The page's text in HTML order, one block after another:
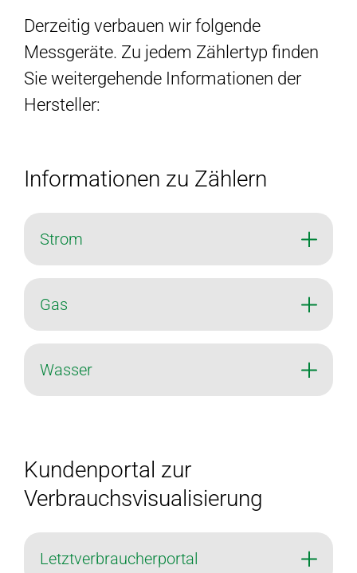
Derzeitig verbauen wir folgende
Messgeräte. Zu jedem Zählertyp finden
Sie weitergehende Informationen der
Hersteller:
Informationen zu Zählern
Strom
Gas
Wasser
Kundenportal zur
Verbrauchsvisualisierung
Letztverbraucherportal